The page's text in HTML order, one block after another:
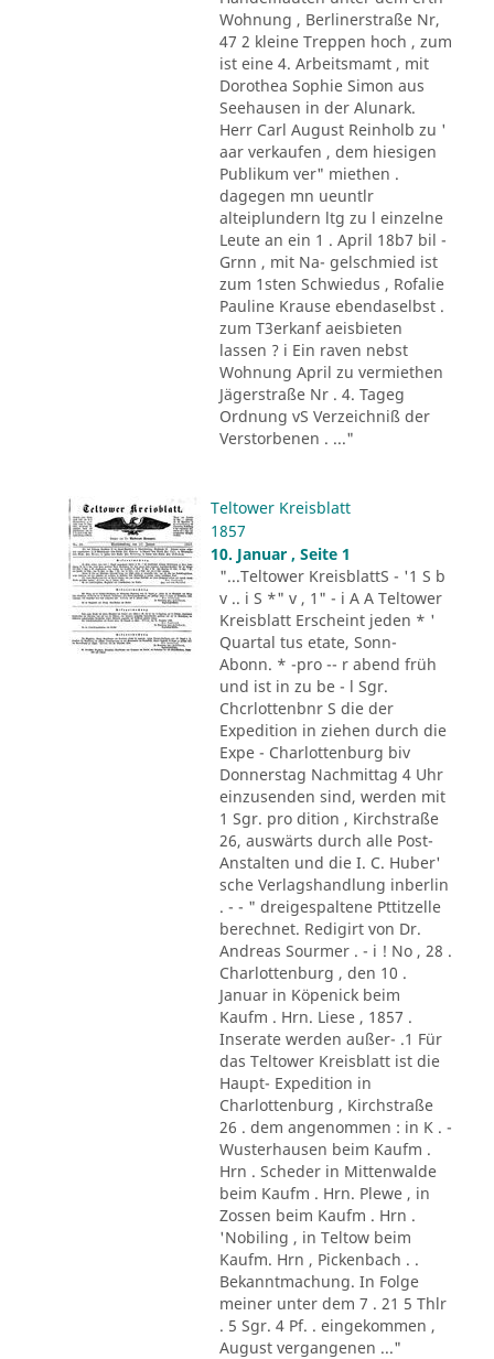
Wohnung , Berlinerstraße Nr,
47 2 kleine Treppen hoch , zum
ist eine 4. Arbeitsmamt , mit
Dorothea Sophie Simon aus
Seehausen in der Alunark.
Herr Carl August Reinholb zu '
aar verkaufen , dem hiesigen
Publikum ver" miethen .
dagegen mn ueuntlr
alteiplundern ltg zu l einzelne
Leute an ein 1 . April 18b7 bil -
Grnn , mit Na- gelschmied ist
zum 1sten Schwiedus , Rofalie
Pauline Krause ebendaselbst .
zum T3erkanf aeisbieten
lassen ? i Ein raven nebst
Wohnung April zu vermiethen
Jägerstraße Nr . 4. Tageg
Ordnung vS Verzeichniß der
Verstorbenen . ..."
Teltower Kreisblatt
1857
10. Januar , Seite 1
"...Teltower KreisblattS - '1 S b
v .. i S *" v , 1" - i A A Teltower
Kreisblatt Erscheint jeden * '
Quartal tus etate, Sonn-
Abonn. * -pro -- r abend früh
und ist in zu be - l Sgr.
Chcrlottenbnr S die der
Expedition in ziehen durch die
Expe - Charlottenburg biv
Donnerstag Nachmittag 4 Uhr
einzusenden sind, werden mit
1 Sgr. pro dition , Kirchstraße
26, auswärts durch alle Post-
Anstalten und die I. C. Huber'
sche Verlagshandlung inberlin
. - - " dreigespaltene Pttitzelle
berechnet. Redigirt von Dr.
Andreas Sourmer . - i ! No , 28 .
Charlottenburg , den 10 .
Januar in Köpenick beim
Kaufm . Hrn. Liese , 1857 .
Inserate werden außer- .1 Für
das Teltower Kreisblatt ist die
Haupt- Expedition in
Charlottenburg , Kirchstraße
26 . dem angenommen : in K . -
Wusterhausen beim Kaufm .
Hrn . Scheder in Mittenwalde
beim Kaufm . Hrn. Plewe , in
Zossen beim Kaufm . Hrn .
'Nobiling , in Teltow beim
Kaufm. Hrn , Pickenbach . .
Bekanntmachung. In Folge
meiner unter dem 7 . 21 5 Thlr
. 5 Sgr. 4 Pf. . eingekommen ,
August vergangenen ..."